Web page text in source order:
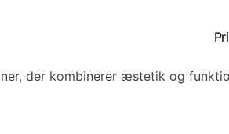
der kombinerer æstetik og